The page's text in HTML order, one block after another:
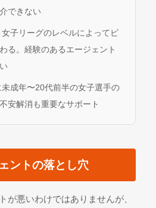
できない
女子リーグのレベルによってビ
る。経験のあるエージェント
未成年〜20代前半の女子選手の
安解消も重要なサポート
ントの落とし穴
が悪いわけではありませんが、